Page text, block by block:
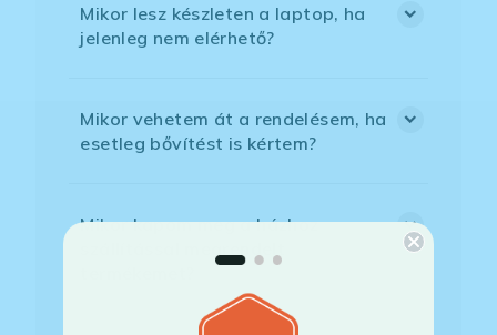
Mikor lesz készleten a laptop, ha
jelenleg nem elérhető?
Mikor vehetem át a rendelésem, ha
esetleg bővítést is kértem?
Mikor kapom meg a házhoz